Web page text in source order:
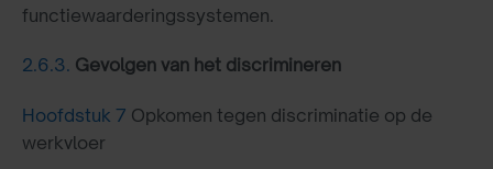
functiewaarderingssystemen.
2.6.3. Gevolgen van het discrimineren
Hoofdstuk 7 Opkomen tegen discriminatie op de
werkvloer